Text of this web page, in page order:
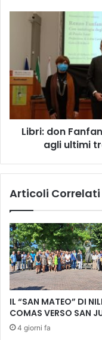
'
i
m
s
o
d
e
l
d
r
a
m
m
a
i
:
o
n
n
i
p
r
e
t
o
p
e
Libri: don
agli ultimi
Articoli Correlati
IL “SAN MATEO” DI
COMAS VERSO SAN
4 giorni fa